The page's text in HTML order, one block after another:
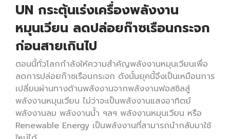
UN กระตุ้นเร่งเครื่องพลังงาน
หมุนเวียน ลดปล่อยก๊าซเรือนกระจก
ก่อนสายเกินไป
ตอนนี้ทั่วโลกกำลังให้ความสำคัญพลังงานหมุนเวียนเพื่อ
ลดการปล่อยก๊าซเรือนกระจก ดังนั้นยุคนี้จึงเป็นเหมือนการ
เปลี่ยนผ่านทางด้านพลังงานจากพลังงานฟอสซิลสู่
พลังงานหมุนเวียน ไม่ว่าจะเป็นพลังงานแสงอาทิตย์
พลังงานลม พลังงานน้ำ ฯลฯ พลังงานหมุนเวียน หรือ
Renewable Energy เป็นพลังงานที่สามารถนำกลับมาใช้